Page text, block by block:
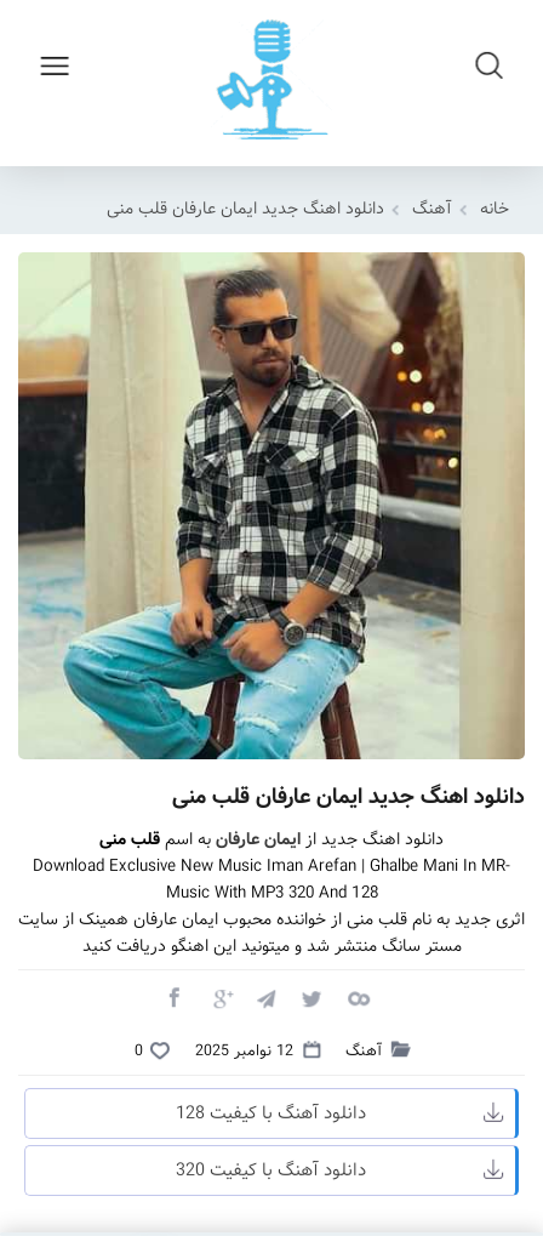
خانه آهنگ دانلود اهنگ جدید ایمان عارفان قلب منی
دانلود اهنگ جدید ایمان عارفان قلب منی
دانلود اهنگ جدید از ایمان عارفانبه اسمقلب منی
Download Exclusive New Music Iman Arefan | Ghalbe Mani In MR-
Music With MP3 320 And 128
اثری جدید به نام قلب منی از خواننده محبوب ایمان عارفان همینک از سایت
مستر سانگ منتشر شد و میتونید این اهنگو دریافت کنید
آهنگ 12 نوامبر 2025 0
دانلود آهنگ با کیفیت 128
دانلود آهنگ با کیفیت 320